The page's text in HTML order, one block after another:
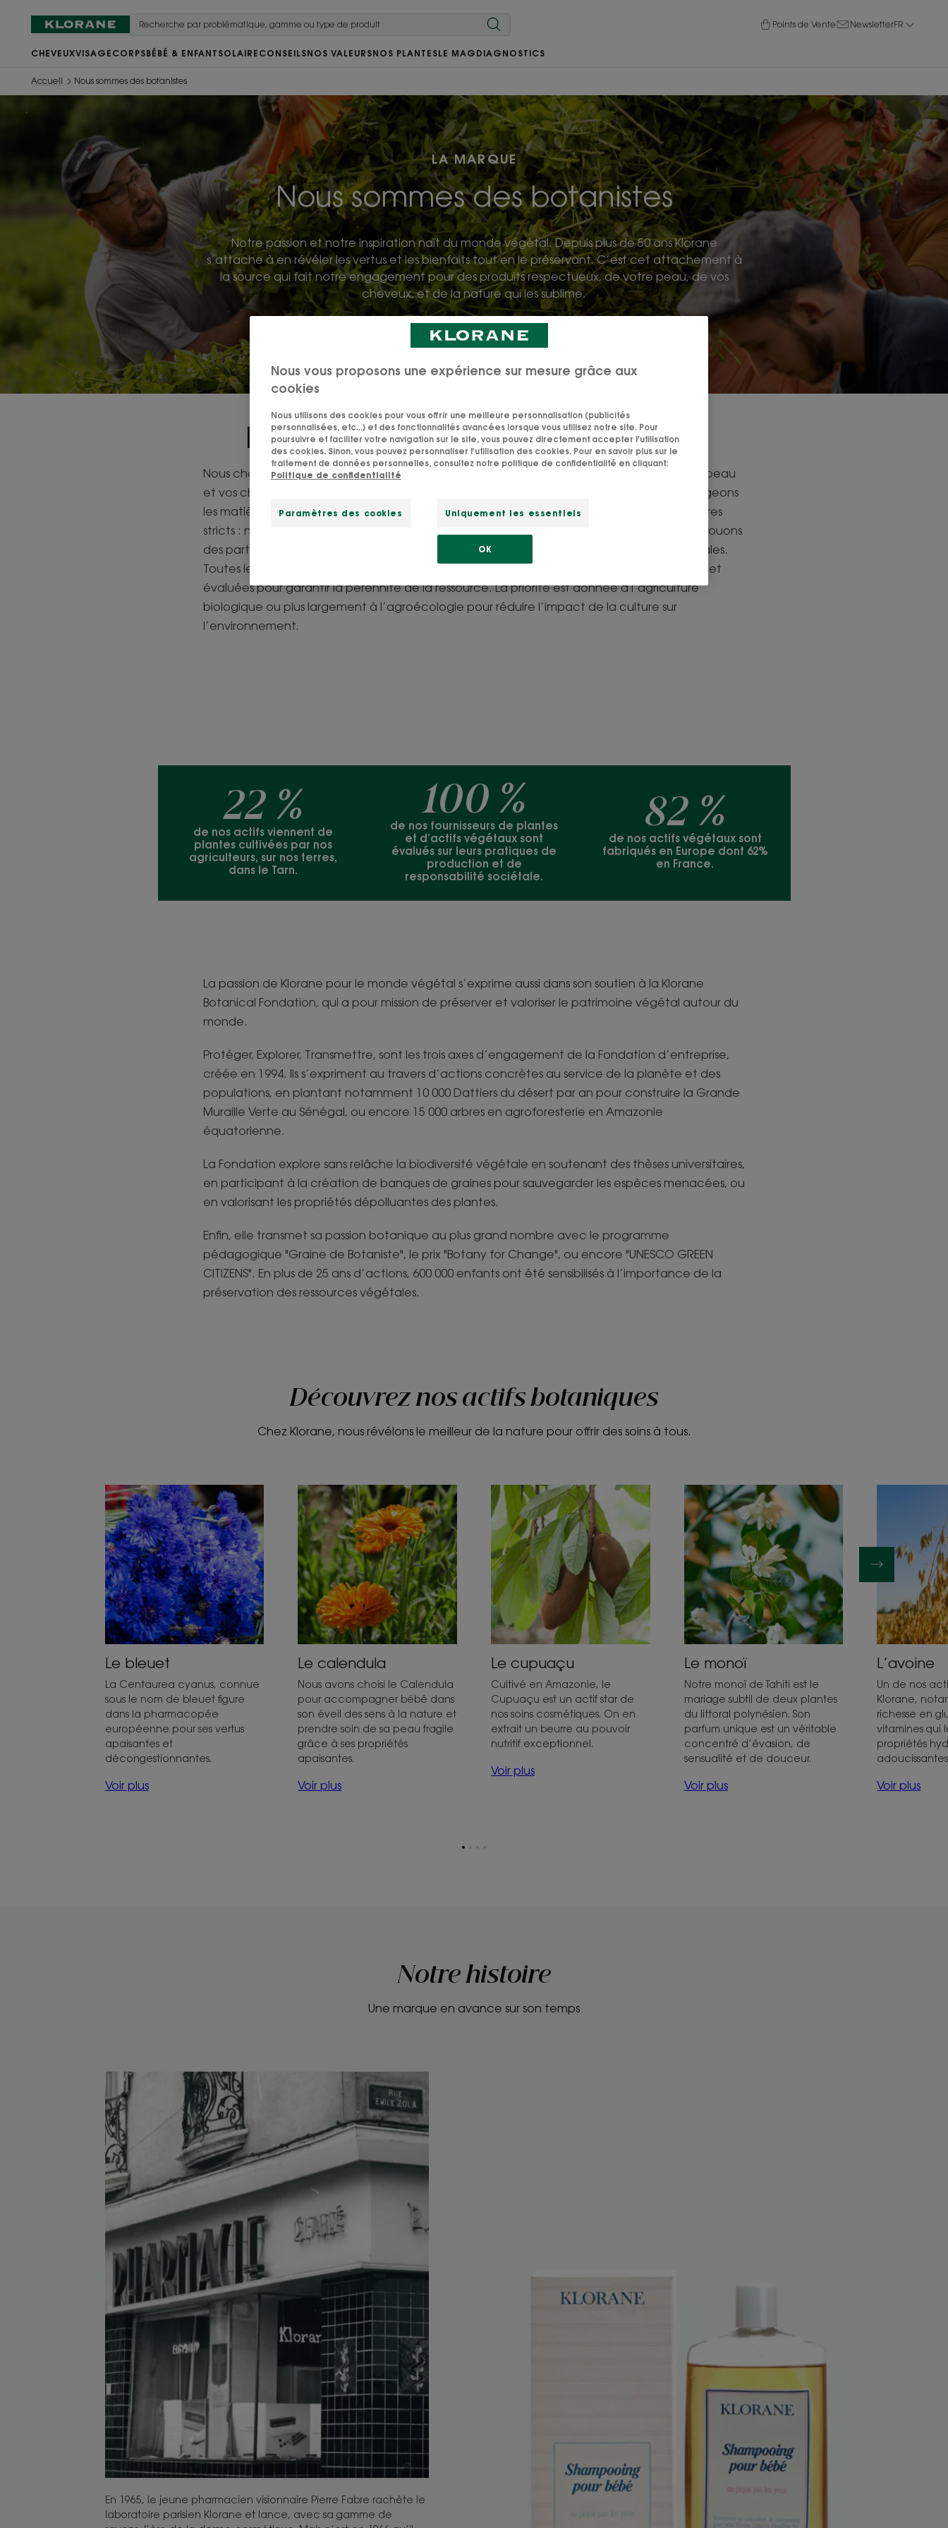
Points de Vente NewsletterFR
CHEVEUXVISAGE CORPSBÉBÉ & ENFANT SOLAIRE CONSEILSNOS VALEURSNOS PLANTESLE MAG DIAGNOSTICS
Accueil Nous sommes des botanistes
LA MARQUE
Nous sommes des botanistes
Notre passion et notre inspiration naît du monde végétal. Depuis plus de 50 ans Klorane
s’attache à en révéler les vertus et les bienfaits tout en le préservant. C’est cet attachement à
la source qui fait notre engagement pour des produits respectueux, de votre peau, de vos
cheveux, et de la nature qui les sublime.
18/09/25, validé parnotre équipe d'experts Klorane
Préserverles ressources naturelles
Nous choisissons pour vous les meilleurs ingrédients : meilleurs pour nos formules, pour votre peau
et vos cheveux mais aussi qui contribuent au respect de la planète. Pour cela, nous privilégeons
les matières premières d’origine naturelle. La sélection de ces ingrédients obéit à des critères
stricts : nous cultivons nos propres plantes à l’origine de certains ingrédients végétaux ou nouons
des partenariats avec des fournisseurs obéissant à des chartes environnementales et sociales.
Toutes les plantes à l’origine des ingrédients que nous utilisons sont issues de filières tracées et
évaluées pour garantir la pérennité de la ressource. La priorité est donnée à l’agriculture
biologique ou plus largement à l’agroécologie pour réduire l’impact de la culture sur
l’environnement.
22 %
de nos actifs viennent de
plantes cultivées par nos
agriculteurs, sur nos terres,
dans le Tarn.
100 %
de nos fournisseurs de plantes
et d’actifs végétaux sont
évalués sur leurs pratiques de
production et de
responsabilité sociétale.
82 %
de nos actifs végétaux sont
fabriqués en Europe dont 62%
en France.
La passion de Klorane pour le monde végétal s’exprime aussi dans son soutien à la Klorane
Botanical Fondation, qui a pour mission de préserver et valoriser le patrimoine végétal autour du
monde.
Protéger, Explorer, Transmettre, sont les trois axes d’engagement de la Fondation d’entreprise,
créée en 1994. Ils s’expriment au travers d’actions concrètes au service de la planète et des
populations, en plantant notamment 10 000 Dattiers du désert par an pour construire la Grande
Muraille Verte au Sénégal, ou encore 15 000 arbres en agroforesterie en Amazonie
équatorienne.
La Fondation explore sans relâche la biodiversité végétale en soutenant des thèses universitaires,
en participant à la création de banques de graines pour sauvegarder les espèces menacées, ou
en valorisant les propriétés dépolluantes des plantes.
Enfin, elle transmet sa passion botanique au plus grand nombre avec le programme
pédagogique "Graine de Botaniste", le prix "Botany for Change", ou encore "UNESCO GREEN
CITIZENS". En plus de 25 ans d’actions, 600 000 enfants ont été sensibilisés à l’importance de la
préservation des ressources végétales.
Découvrez nos actifs botaniques
Chez Klorane, nous révélons le meilleur de la nature pour offrir des soins à tous.
Le bleuet
La Centaurea cyanus, connue
sous le nom de bleuet figure
dans la pharmacopée
européenne pour ses vertus
apaisantes et
décongestionnantes.
Voir plus
Le calendula
Nous avons choisi le Calendula
pour accompagner bébé dans
son éveil des sens à la nature et
prendre soin de sa peau fragile
grâce à ses propriétés
apaisantes.
Voir plus
Le cupuaçu
Cultivé en Amazonie, le
Cupuaçu est un actif star de
nos soins cosmétiques. On en
extrait un beurre au pouvoir
nutritif exceptionnel.
Voir plus
Le monoï
Notre monoï de Tahiti est le
mariage subtil de deux plantes
du littoral polynésien. Son
parfum unique est un véritable
concentré d’évasion, de
sensualité et de douceur.
Voir plus
L’avoine
Un de nos
Klorane,
richesse en
vitamines qui
propriétés
Voir plus
Aller
Notre histoire
Une marque en avance sur son temps
En 1965, le jeune pharmacien visionnaire Pierre Fabre rachète le
laboratoire parisien Klorane et lance, avec sa gamme de
Nous vous proposons une expérience sur mesure grâce aux
cookies
Nous utilisons des cookies pour vous offrir une meilleure personnalisation (publicités
personnalisées, etc...) et des fonctionnalités avancées lorsque vous utilisez notre site. Pour
poursuivre et faciliter votre navigation sur le site, vous pouvez directement accepter l'utilisation
des cookies. Sinon, vous pouvez personnaliser l'utilisation des cookies. Pour en savoir plus sur le
traitement de données personnelles, consultez notre politique de confidentialité en cliquant:
Politique de confidentialité
Paramètres des cookies Uniquement les essentiels
OK